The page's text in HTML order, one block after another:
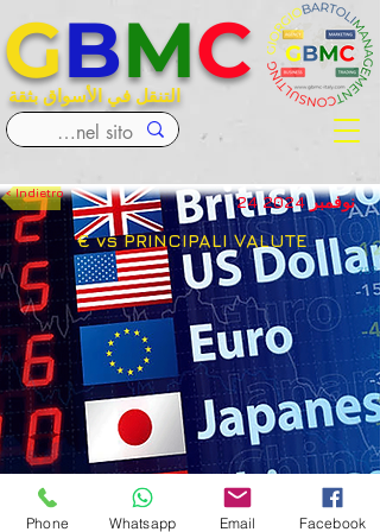
التنقل في الأسواق بثقة
GBMC
< Indietro 24 نوفمبر 2024
< Precedente Successivo >
€ vs PRINCIPALI VALUTE
Phone Whatsapp Email Facebook